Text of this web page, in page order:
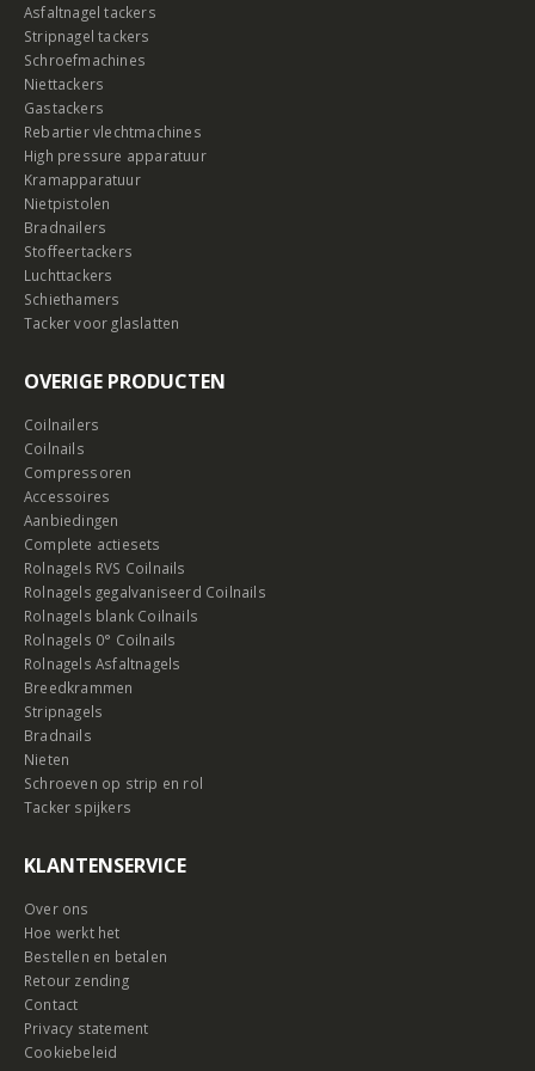
Asfaltnagel tackers
Stripnagel tackers
Schroefmachines
Niettackers
Gastackers
Rebartier vlechtmachines
High pressure apparatuur
Kramapparatuur
Nietpistolen
Bradnailers
Stoffeertackers
Luchttackers
Schiethamers
Tacker voor glaslatten
OVERIGE PRODUCTEN
Coilnailers
Coilnails
Compressoren
Accessoires
Aanbiedingen
Complete actiesets
Rolnagels RVS Coilnails
Rolnagels gegalvaniseerd Coilnails
Rolnagels blank Coilnails
Rolnagels 0° Coilnails
Rolnagels Asfaltnagels
Breedkrammen
Stripnagels
Bradnails
Nieten
Schroeven op strip en rol
Tacker spijkers
KLANTENSERVICE
Over ons
Hoe werkt het
Bestellen en betalen
Retour zending
Contact
Privacy statement
Cookiebeleid